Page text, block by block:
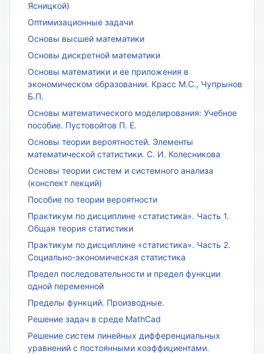
Ясницкой)
Оптимизационные задачи
Основы высшей математики
Основы дискретной математики
Основы математики и ее приложения в
экономическом образовании. Красс М.С., Чупрынов
Б.П.
Основы математического моделирования: Учебное
пособие. Пустовойтов П. Е.
Основы теории вероятностей. Элементы
математической статистики. С. И. Колесникова
Основы теории систем и системного анализа
(конспект лекций)
Пособие по теории вероятности
Практикум по дисциплине «статистика». Часть 1.
Общая теория статистики
Практикум по дисциплине «статистика». Часть 2.
Социально-экономическая статистика
Предел последовательности и предел функции
одной переменной
Пределы функций. Производные.
Решение задач в среде MathCad
Решение систем линейных дифференциальных
уравнений с постоянными коэффициентами.